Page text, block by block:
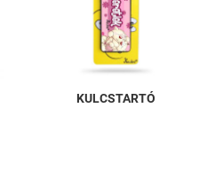
KULCSTARTÓ